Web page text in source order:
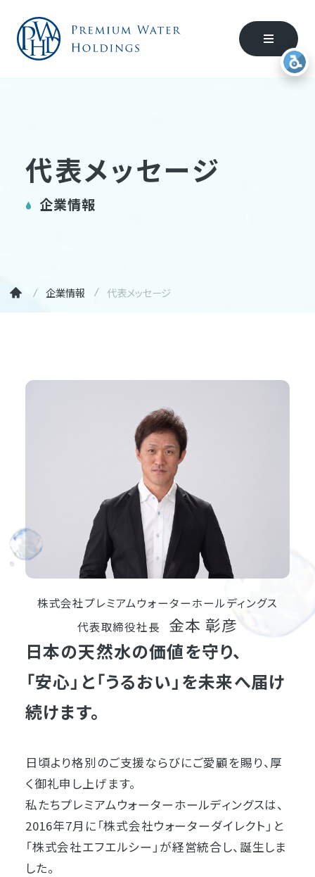
代表メッセージ
企業情報
企業情報 代表メッセージ
株式会社プレミアムウォーターホールディングス
代表取締役社長
金本 彰彦
日本の天然水の価値を守り、
「安心」と「うるおい」を未来へ届け
続けます。
日頃より格別のご支援ならびにご愛顧を賜り、厚
く御礼申し上げます。
私たちプレミアムウォーターホールディングスは、
2016年7月に「株式会社ウォーターダイレクト」と
「株式会社エフエルシー」が経営統合し、誕生しま
した。